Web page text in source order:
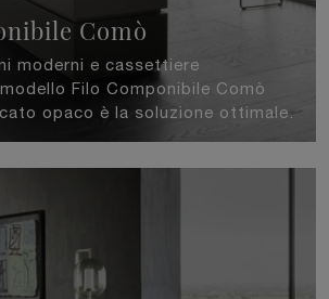
Comò
moderni e cassettiere
Filo Componibile Comò
opaco è la soluzione ottimale.